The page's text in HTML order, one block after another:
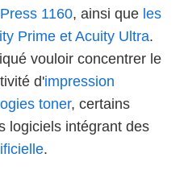
1160, ainsi que les
Prime et Acuity Ultra.
vouloir concentrer le
d'impression
toner, certains
logiciels intégrant des
.